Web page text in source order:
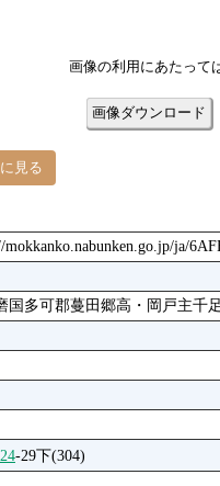
見る
画像の利用にあたって
画像ダウンロード
mokkanko.nabunken.go.jp/ja/
国多可郡蔓田郷高・岡戸主千
-29下(304)